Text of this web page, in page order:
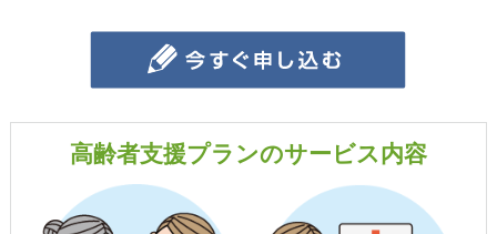
高齢者支援プランのサービス内容